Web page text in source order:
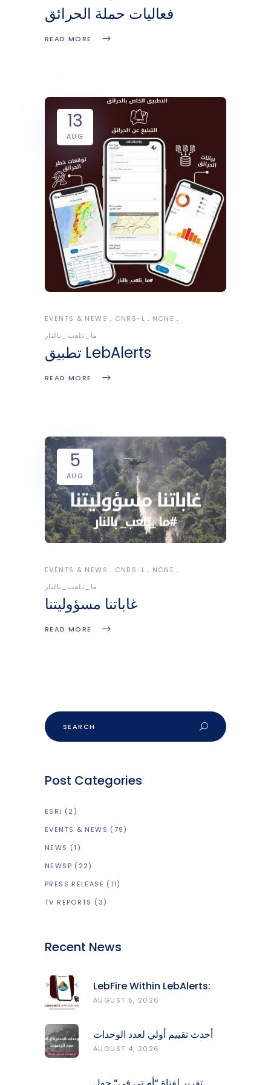
فعاليات حملة الحرائق
READ MORE
13
AUG
EVENTS & NEWS CNRS-L
NCNE
ما_تلعب_بالنار
تطبيق LebAlerts
READ MORE
5
AUG
EVENTS & NEWS CNRS-L
NCNE
ما_تلعب_بالنار
غاباتنا مسؤوليتنا
READ MORE
Search
Post Categories
ESRI (2)
EVENTS & NEWS (79)
NEWS (1)
NEWSP (22)
PRESS RELEASE (11)
TV REPORTS (3)
Recent News
LebFire Within LebAlerts:
Report Fires, Monitor Risk,
AUGUST 5, 2026
أحدث تقييم أولي لعدد الوحدات
المدمّرة والمتضرّرة وحجم
AUGUST 4, 2026